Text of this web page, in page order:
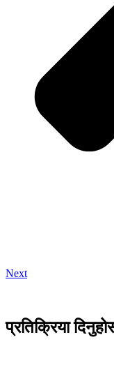
Next
प्रतिक्रिया